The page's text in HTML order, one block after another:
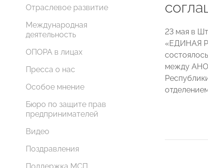
Отраслевое развитие
Международная
деятельность
ОПОРА в лицах
Пресса о нас
Особое мнение
Бюро по защите прав
предпринимателей
Видео
Поздравления
23 мая в
«ЕДИНАЯ
между АНО